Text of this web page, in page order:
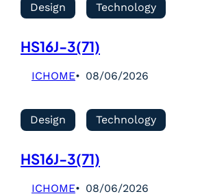
Design Technology
HS16J-3(71)
ICHOME 08/06/2026
Design Technology
HS16J-3(71)
ICHOME 08/06/2026